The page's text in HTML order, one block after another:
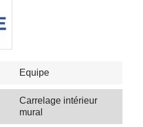
Equipe
Carrelage intérieur
mural